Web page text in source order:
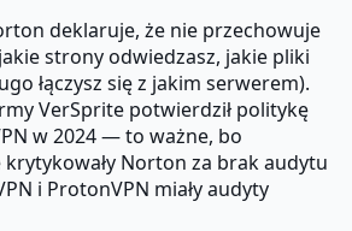
deklaruje, że nie przechowuje
strony odwiedzasz, jakie pliki
łączysz się z jakim serwerem).
VerSprite potwierdził politykę
w 2024 — to ważne, bo
Norton za brak audytu
i ProtonVPN miały audyty